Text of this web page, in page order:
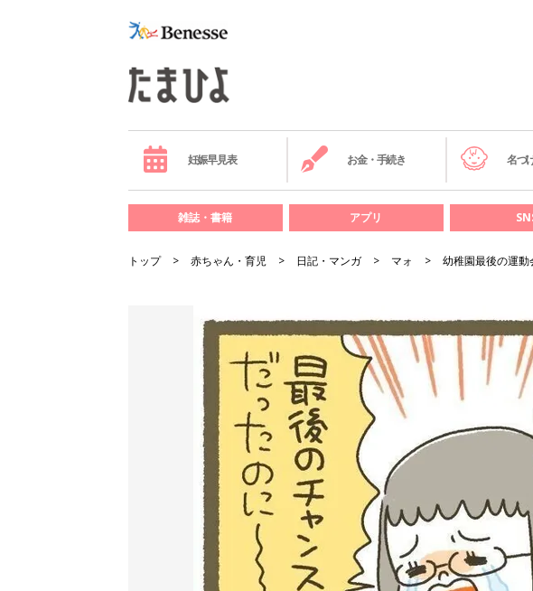
妊娠早見表 お金・手続き 名づ
雑誌・書籍 アプリ
トップ 赤ちゃん・育児 日記・マンガ マォ 幼稚園最後の運